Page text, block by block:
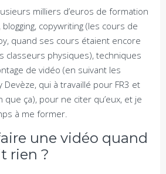
milliers d’euros de formation
copywriting (les cours de
quand ses cours étaient encore
classeurs physiques), techniques
de vidéo (en suivant les
qui à travaillé pour FR3 et
que ça), pour ne citer qu’eux, et je
à me former.
une vidéo quand
rien ?